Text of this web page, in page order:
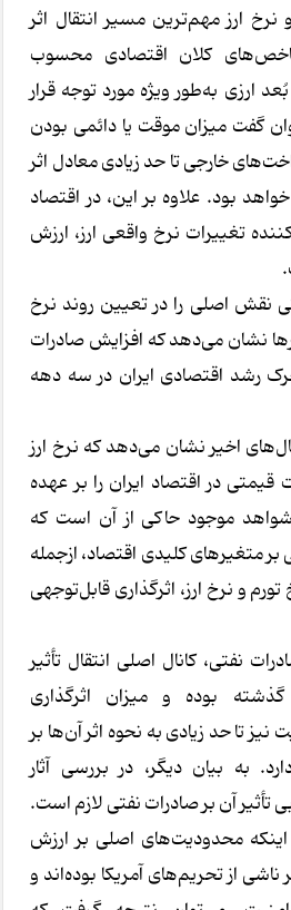
ارز مهم‌ترین مسیر انتقال اثر
کلان اقتصادی محسوب
ارزی به‌طور ویژه مورد توجه قرار
گفت میزان موقت یا دائمی بودن
خارجی تا حد زیادی معادل اثر
بود. علاوه بر این، در اقتصاد
تغییرات نرخ واقعی ارز، ارزش
نقش اصلی را در تعیین روند نرخ
نشان می‌دهد که افزایش صادرات
رشد اقتصادی ایران در سه دهه
اخیر نشان می‌دهد که نرخ ارز
در اقتصاد ایران را بر عهده
موجود حاکی از آن است که
متغیرهای کلیدی اقتصاد، ازجمله
و نرخ ارز، اثرگذاری قابل‌توجهی
نفتی، کانال اصلی انتقال تأثیر
بوده و میزان اثرگذاری
تا حد زیادی به نحوه اثر آن‌ها بر
به بیان دیگر، در بررسی آثار
تأثیر آن بر صادرات نفتی لازم است.
اینکه محدودیت‌های اصلی بر ارزش
از تحریم‌های آمریکا بوده‌اند و